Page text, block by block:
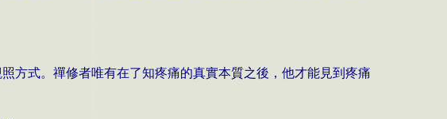
方式。禪修者唯有在了知疼痛的真實本質之後，他才能見到疼痛